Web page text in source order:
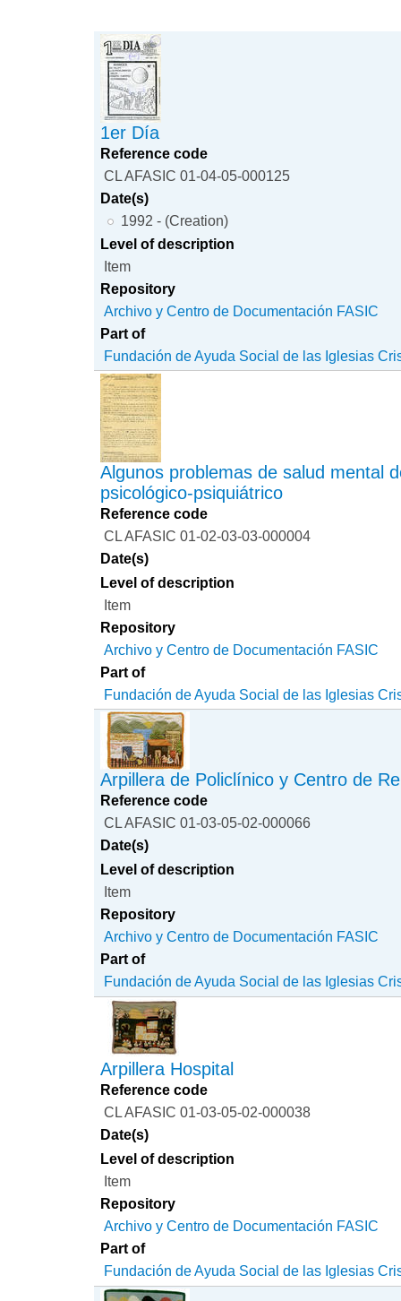
1er Día
Reference code
CL AFASIC 01-04-05-000125
Date(s)
1992 - (Creation)
Level of description
Item
Repository
Archivo y Centro de Documentación FASIC
Part of
Fundación de Ayuda Social de las Iglesias
Algunos problemas de salud mental
psicológico-psiquiátrico
Reference code
CL AFASIC 01-02-03-03-000004
Date(s)
Level of description
Item
Repository
Archivo y Centro de Documentación FASIC
Part of
Fundación de Ayuda Social de las Iglesias
Arpillera de Policlínico y Centro de
Reference code
CL AFASIC 01-03-05-02-000066
Date(s)
Level of description
Item
Repository
Archivo y Centro de Documentación FASIC
Part of
Fundación de Ayuda Social de las Iglesias
Arpillera Hospital
Reference code
CL AFASIC 01-03-05-02-000038
Date(s)
Level of description
Item
Repository
Archivo y Centro de Documentación FASIC
Part of
Fundación de Ayuda Social de las Iglesias